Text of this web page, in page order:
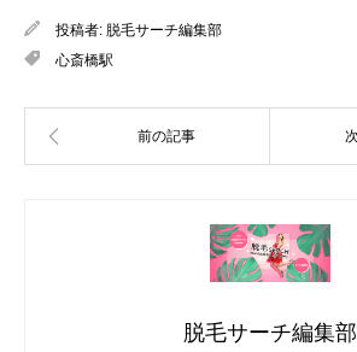
投稿者: 脱毛サーチ編集部
心斎橋駅
脱毛サーチ編集部